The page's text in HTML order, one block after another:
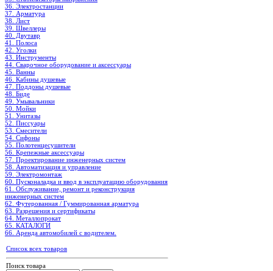
36. Электростанции
37. Арматура
38. Лист
39. Швеллеры
40. Двутавр
41. Полоса
42. Уголки
43. Инструменты
44. Сварочное оборудование и аксессуары
45. Ванны
46. Кабины душевые
47. Поддоны душевые
48. Биде
49. Умывальники
50. Мойки
51. Унитазы
52. Писсуары
53. Смесители
54. Сифоны
55. Полотенцесушители
56. Крепежные аксессуары
57. Проектирование инженерных систем
58. Автоматизация и управление
59. Электромонтаж
60. Пусконаладка и ввод в эксплуатацию оборудования
61. Обслуживание, ремонт и реконструкция
инженерных систем
62. Футерованная / Гуммированная арматура
63. Разрешения и сертификаты
64. Металлопрокат
65. КАТАЛОГИ
66. Аренда автомобилей с водителем.
Список всех товаров
Поиск товара